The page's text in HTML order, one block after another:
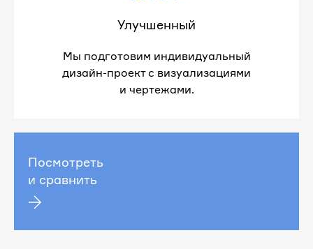
Улучшенный
Мы подготовим индивидуальный
дизайн-проект с визуализациями
и чертежами.
Посмотреть
и сравнить